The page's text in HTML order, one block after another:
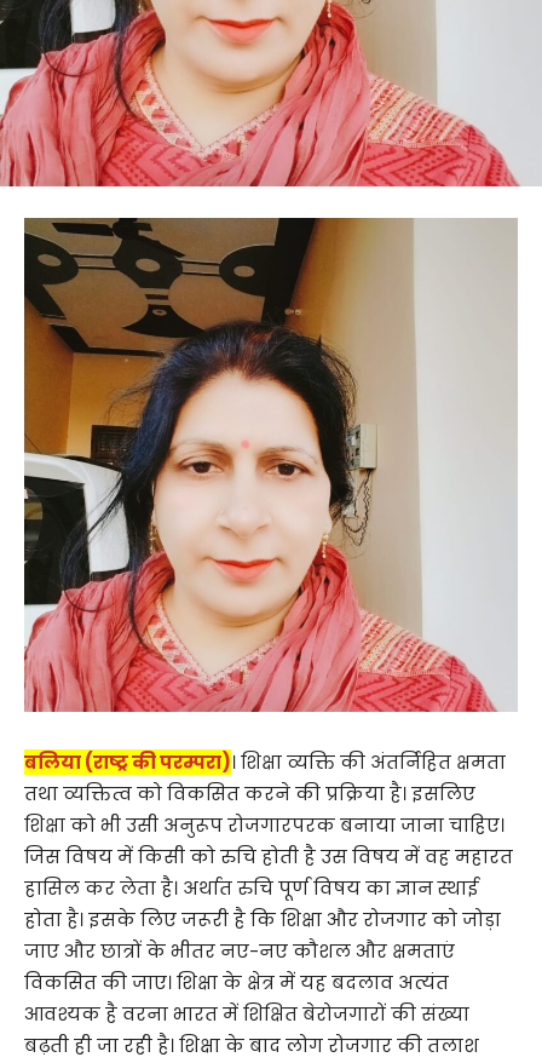
बलिया (राष्ट्र की परम्परा)। शिक्षा व्यक्ति की अंतर्निहित क्षमता
तथा व्यक्तित्व को विकसित करने की प्रक्रिया है। इसलिए
शिक्षा को भी उसी अनुरूप रोजगारपरक बनाया जाना चाहिए।
जिस विषय में किसी को रुचि होती है उस विषय में वह महारत
हासिल कर लेता है। अर्थात रुचि पूर्ण विषय का ज्ञान स्थाई
होता है। इसके लिए जरूरी है कि शिक्षा और रोजगार को जोड़ा
जाए और छात्रों के भीतर नए-नए कौशल और क्षमताएं
विकसित की जाए। शिक्षा के क्षेत्र में यह बदलाव अत्यंत
आवश्यक है वरना भारत में शिक्षित बेरोजगारों की संख्या
बढ़ती ही जा रही है। शिक्षा के बाद लोग रोजगार की तलाश